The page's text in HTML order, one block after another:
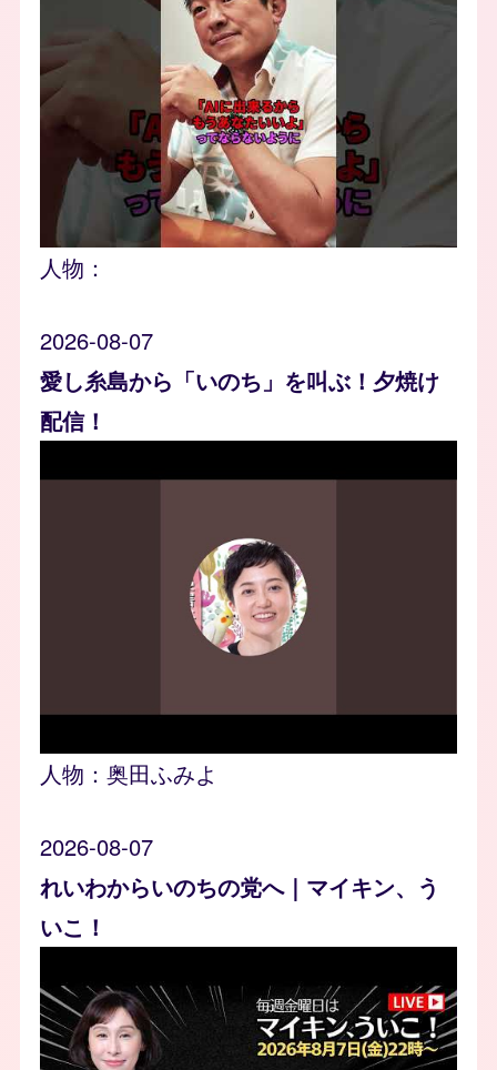
人物：
2026-08-07
愛し糸島から「いのち」を叫ぶ！夕焼け
配信！
人物： 奥田ふみよ
2026-08-07
れいわからいのちの党へ｜マイキン、う
いこ！